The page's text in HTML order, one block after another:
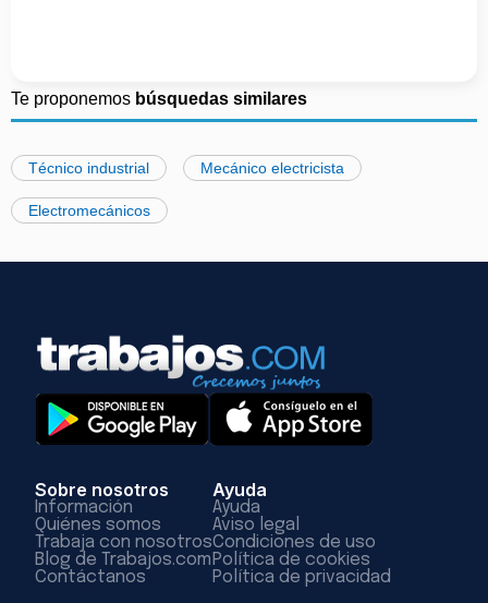
Te proponemos búsquedas similares
Técnico industrial Mecánico electricista
Electromecánicos
Sobre nosotros
Información
Quiénes somos
Trabaja con nosotros
Blog de Trabajos.com
Contáctanos
Ayuda
Ayuda
Aviso legal
Condiciones de uso
Política de cookies
Política de privacidad